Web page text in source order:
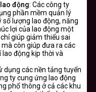
động: Các công ty
phần mềm quản lý
số lượng lao động, năng
lợi của lao động một
giúp giảm thiểu sai
còn giúp đưa ra các
động kịp thời và
dụng các nền tảng tuyển
ty cung ứng lao động
phổ thông ở cả các khu